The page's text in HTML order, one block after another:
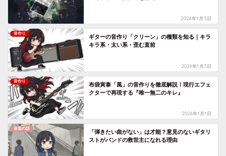
2026年1月5日
音作り
ギターの音作り「クリーン」の種類を知る｜キラ
キラ系・太い系・歪む直前
2026年1月3日
音作り
布袋寅泰「風」の音作りを徹底解説！現行エフェ
クターで再現する『唯一無二のキレ』
2026年1月1日
音楽の話
「弾きたい曲がない」は才能？意見のないギタリ
ストがバンドの救世主になれる理由